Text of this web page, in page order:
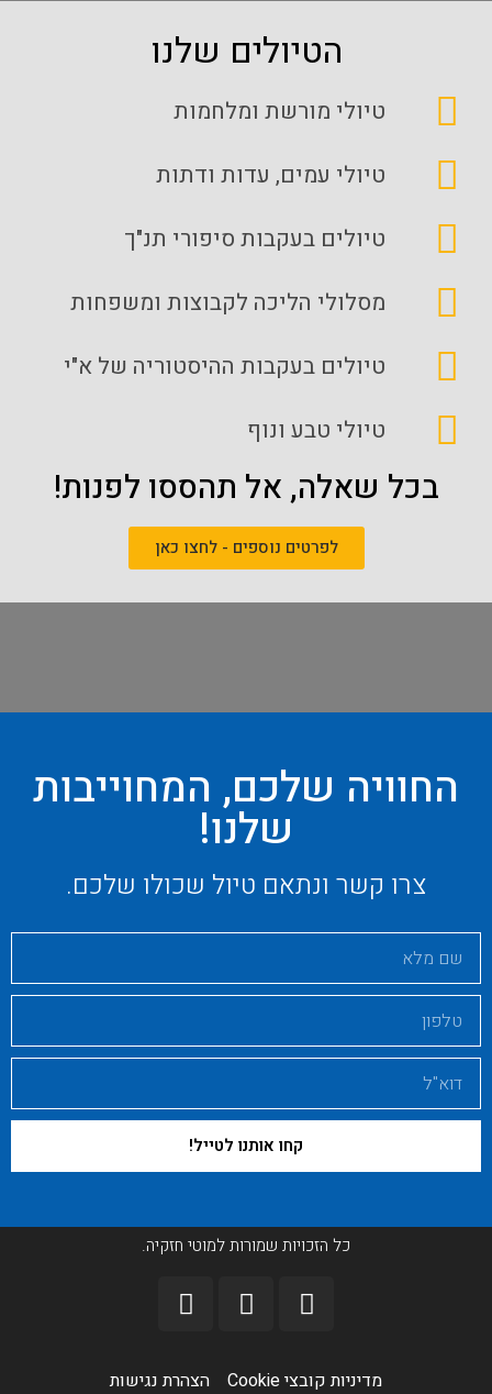
הטיולים שלנו
טיולי מורשת ומלחמות
טיולי עמים, עדות ודתות
טיולים בעקבות סיפורי תנ"ך
מסלולי הליכה לקבוצות ומשפחות
טיולים בעקבות ההיסטוריה של א"י
טיולי טבע ונוף
בכל שאלה, אל תהססו לפנות!
לפרטים נוספים - לחצו כאן
החוויה שלכם, המחוייבות
שלנו!
צרו קשר ונתאם טיול שכולו שלכם.
קחו אותנו לטייל!
כל הזכויות שמורות למוטי חזקיה.
מדיניות קובצי Cookie​ הצהרת נגישות